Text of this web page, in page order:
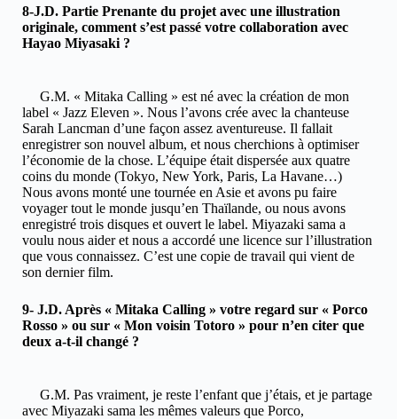
8-J.D. Partie Prenante du projet avec une illustration
originale, comment s’est passé votre collaboration avec
Hayao Miyasaki ?
G.M. « Mitaka Calling » est né avec la création de mon
label « Jazz Eleven ». Nous l’avons crée avec la chanteuse
Sarah Lancman d’une façon assez aventureuse. Il fallait
enregistrer son nouvel album, et nous cherchions à optimiser
l’économie de la chose. L’équipe était dispersée aux quatre
coins du monde (Tokyo, New York, Paris, La Havane…)
Nous avons monté une tournée en Asie et avons pu faire
voyager tout le monde jusqu’en Thaïlande, ou nous avons
enregistré trois disques et ouvert le label. Miyazaki sama a
voulu nous aider et nous a accordé une licence sur l’illustration
que vous connaissez. C’est une copie de travail qui vient de
son dernier film.
9- J.D. Après « Mitaka Calling » votre regard sur « Porco
Rosso » ou sur « Mon voisin Totoro » pour n’en citer que
deux a-t-il changé ?
G.M. Pas vraiment, je reste l’enfant que j’étais, et je partage
avec Miyazaki sama les mêmes valeurs que Porco,